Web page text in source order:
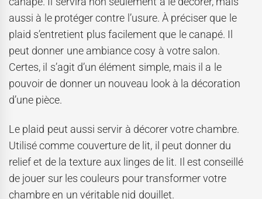
aussi à le protéger contre l’usure. À préciser que le
plaid s’entretient plus facilement que le canapé. Il
peut donner une ambiance cosy à votre salon.
Certes, il s’agit d’un élément simple, mais il a le
pouvoir de donner un nouveau look à la décoration
d’une pièce.
Le plaid peut aussi servir à décorer votre chambre.
Utilisé comme couverture de lit, il peut donner du
relief et de la texture aux linges de lit. Il est conseillé
de jouer sur les couleurs pour transformer votre
chambre en un véritable nid douillet.